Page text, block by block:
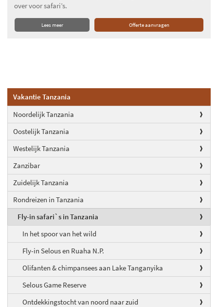
Vakantie Tanzania
Noordelijk Tanzania
Oostelijk Tanzania
Westelijk Tanzania
Zanzibar
Zuidelijk Tanzania
Rondreizen in Tanzania
Fly-in safari`s in Tanzania
In het spoor van het wild
Fly-in Selous en Ruaha N.P.
Olifanten & chimpansees aan Lake Tanganyika
Selous Game Reserve
Ontdekkingstocht van noord naar zuid
over voor safari’s.
Lees meer Offerte aanvragen